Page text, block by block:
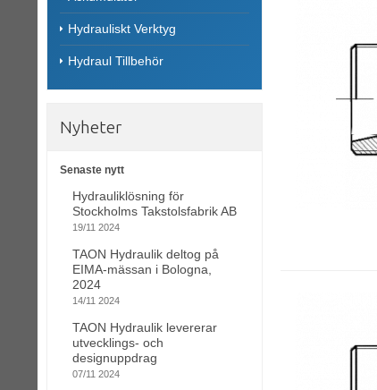
Hydrauliskt Verktyg
Hydraul Tillbehör
Nyheter
Senaste nytt
Hydrauliklösning för
Stockholms Takstolsfabrik AB
19/11 2024
TAON Hydraulik deltog på
EIMA-mässan i Bologna,
2024
14/11 2024
TAON Hydraulik levererar
utvecklings- och
designuppdrag
07/11 2024